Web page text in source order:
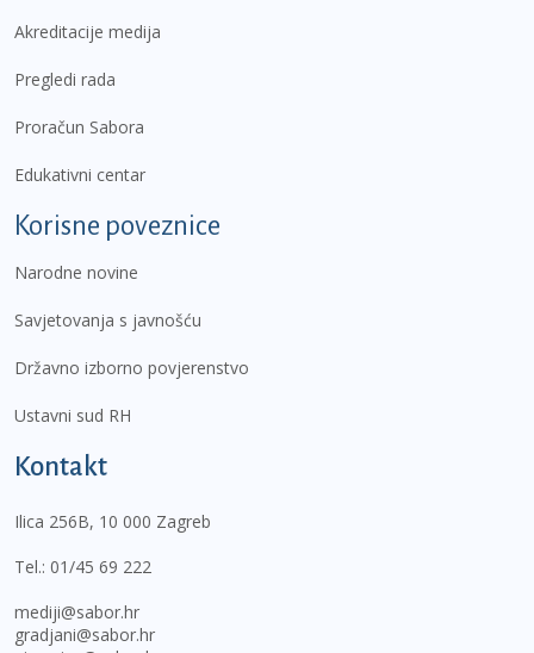
Akreditacije medija
Pregledi rada
Proračun Sabora
Edukativni centar
Korisne poveznice
Narodne novine
Savjetovanja s javnošću
Državno izborno povjerenstvo
Ustavni sud RH
Kontakt
Ilica 256B, 10 000 Zagreb
Tel.: 01/45 69 222
mediji@sabor.hr
gradjani@sabor.hr